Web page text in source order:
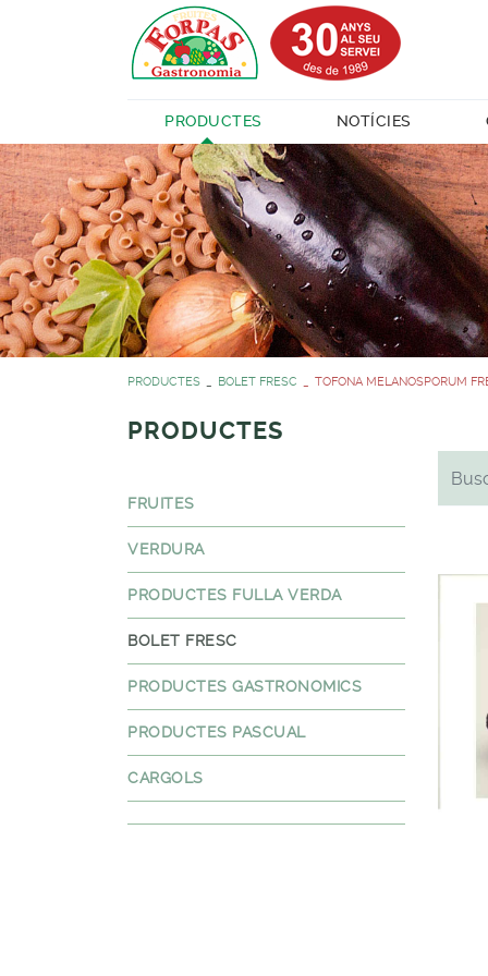
PRODUCTES NOTÍCIES
PRODUCTES BOLET FRESC TOFONA MELANOSPORUM
PRODUCTES
FRUITES
VERDURA
PRODUCTES FULLA VERDA
BOLET FRESC
PRODUCTES GASTRONOMICS
PRODUCTES PASCUAL
CARGOLS